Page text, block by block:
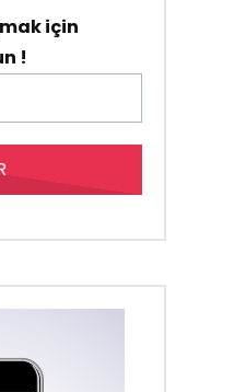
için
!